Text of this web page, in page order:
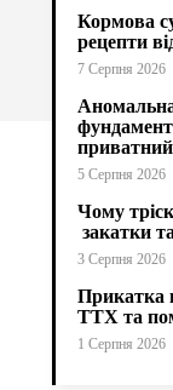
Кормова
рецепти
7 Серпня 2026
5 Серпня 2026
Чому
закатки
3 Серпня 2026
Прикатка
ТТХ та
1 Серпня 2026